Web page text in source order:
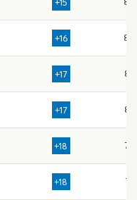
+15
+16 80
+17 83
+17 82
+18 78
+18 77